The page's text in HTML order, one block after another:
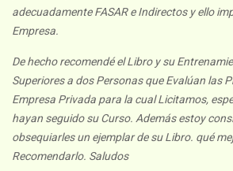
adecuadamente FASAR e Indirectos y ello
Empresa.
De hecho recomendé el Libro y su
Superiores a dos Personas que Evalúan las
Empresa Privada para la cual Licitamos,
hayan seguido su Curso. Además estoy
obsequiarles un ejemplar de su Libro. qué
Recomendarlo. Saludos